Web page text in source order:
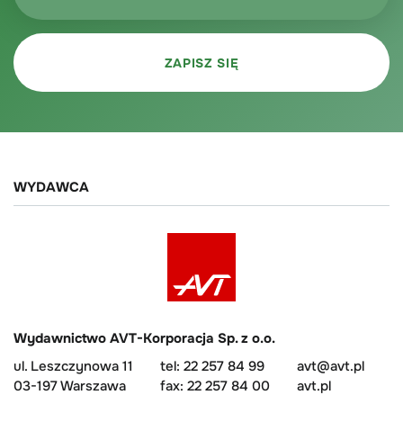
WYDAWCA
Wydawnictwo AVT-Korporacja Sp. z o.o.
ul. Leszczynowa 11
03-197 Warszawa
tel: 22 257 84 99
fax: 22 257 84 00
avt@avt.pl
avt.pl